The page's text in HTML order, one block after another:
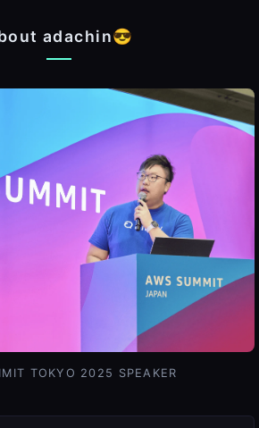
adachin😎
TOKYO 2025 SPEAKER